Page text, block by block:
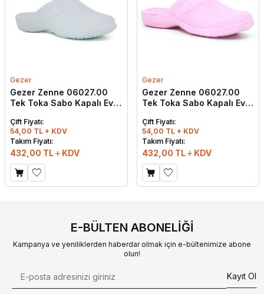
Gezer
Gezer Zenne 06027.00
Tek Toka Sabo Kapalı Eva
Çift Fiyatı:
54,00 TL + KDV
Takım Fiyatı:
432,00 TL KDV
Gezer
Gezer Zenne 06027.00
Tek Toka Sabo Kapalı Eva
Çift Fiyatı:
54,00 TL + KDV
Takım Fiyatı:
432,00 TL KDV
E-BÜLTEN ABONELIĞI
Kampanya ve yeniliklerden haberdar olmak için e-bültenimize abone
olun!
Kayıt Ol